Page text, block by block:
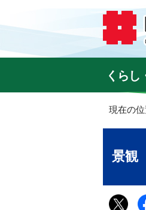
くらし
現在の
景観